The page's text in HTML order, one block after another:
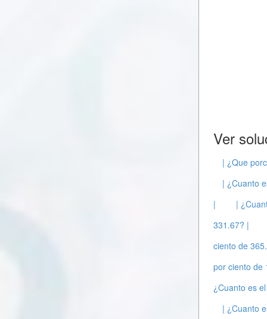
Ver
| ¿Que
| ¿Cuanto
|
|
331.67? |
ciento de
por ciento de
¿Cuanto es
| ¿Cuanto